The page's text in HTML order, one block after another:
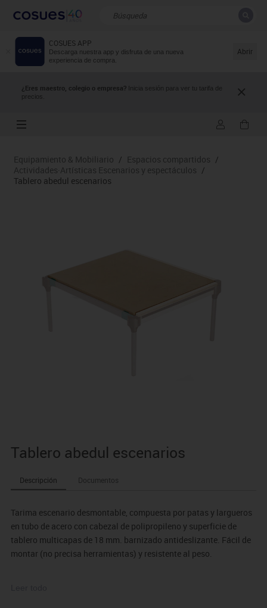
COSUES APP
Descarga nuestra app y disfruta de una nueva
experiencia de compra.
Abrir
¿Eres maestro, colegio o empresa? Inicia sesión para ver tu tarifa de
precios.
Resultados de la búsqueda
Equipamiento & Mobiliario / Espacios compartidos /
Actividades·Artísticas Escenarios y espectáculos /
Tablero abedul escenarios
Tablero abedul escenarios
Descripción Documentos
Tarima escenario desmontable, compuesta por patas y largueros
en tubo de acero con cabezal de polipropileno y superficie de
tablero multicapas de 18 mm. barnizado antideslizante. Fácil de
montar (no precisa herramientas) y resistente al peso.